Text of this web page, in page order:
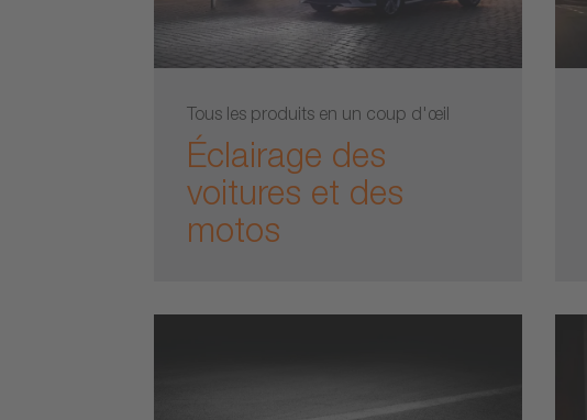
Tous les produits en un coup d'œil
Éclairage des
voitures et des
motos